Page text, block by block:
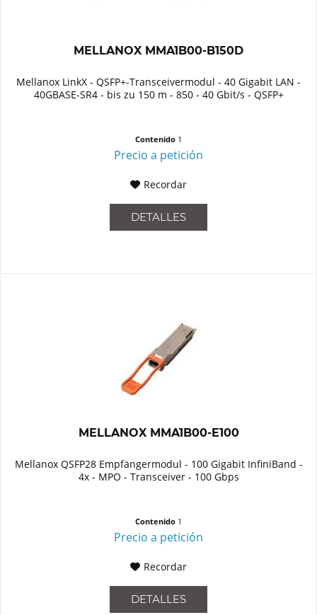
MELLANOX MMA1B00-B150D
Mellanox LinkX - QSFP+-Transceivermodul - 40 Gigabit LAN -
40GBASE-SR4 - bis zu 150 m - 850 - 40 Gbit/s - QSFP+
Contenido 1
Precio a petición
Recordar
DETALLES
MELLANOX MMA1B00-E100
Mellanox QSFP28 Empfängermodul - 100 Gigabit InfiniBand -
4x - MPO - Transceiver - 100 Gbps
Contenido 1
Precio a petición
Recordar
DETALLES